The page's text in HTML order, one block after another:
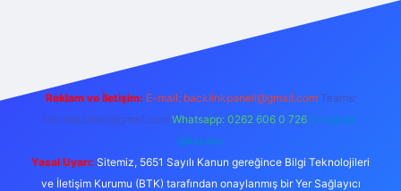
Reklam ve İletişim: E-mail: backlinkpaneli@gmail.com Teams:
forumhizmeti@gmail.com Whatsapp: 0262 606 0 726 Telegram:
@karabul
Yasal Uyarı: Sitemiz, 5651 Sayılı Kanun gereğince Bilgi Teknolojileri
ve İletişim Kurumu (BTK) tarafından onaylanmış bir Yer Sağlayıcı